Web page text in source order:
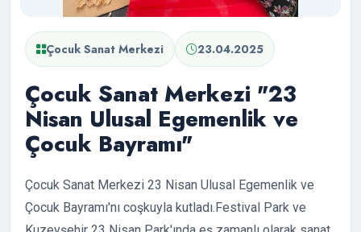
Çocuk Sanat Merkezi 23.04.2025
Çocuk Sanat Merkezi "23
Nisan Ulusal Egemenlik ve
Çocuk Bayramı"
Çocuk Sanat Merkezi 23 Nisan Ulusal Egemenlik ve
Çocuk Bayramı'nı coşkuyla kutladı.Festival Park ve